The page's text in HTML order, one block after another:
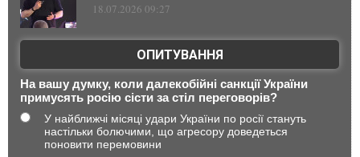
18.07.2026 09:27
ОПИТУВАННЯ
На вашу думку, коли далекобійні санкції України
примусять росію сісти за стіл переговорів?
У найближчі місяці удари України по росії стануть
настільки болючими, що агресору доведеться
поновити перемовини